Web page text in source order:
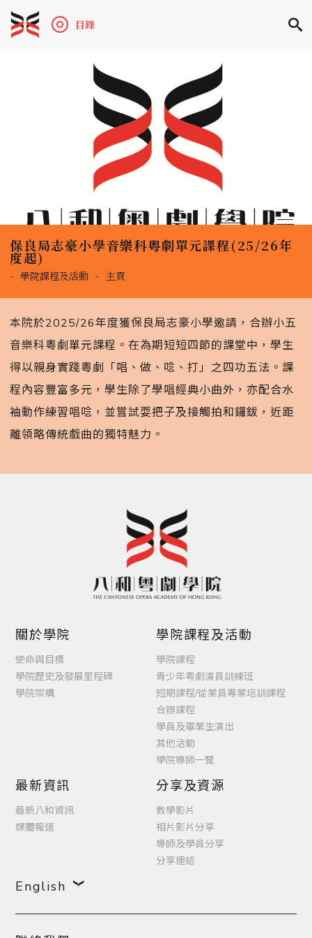
目錄
保良局志豪小學音樂科粵劇單元課程(25/26年
度起)
- 學院課程及活動 - 主頁
本院於2025/26年度獲保良局志豪小學邀請，合辦小五
音樂科粵劇單元課程。在為期短短四節的課堂中，學生
得以親身實踐粵劇「唱、做、唸、打」之四功五法。課
程內容豐富多元，學生除了學唱經典小曲外，亦配合水
袖動作練習唱唸，並嘗試耍把子及接觸拍和鑼鈸，近距
離領略傳統戲曲的獨特魅力。
關於學院
使命與目標
學院歷史及發展里程碑
學院架構
學院課程及活動
學院課程
青少年粵劇演員訓練班
短期課程/從業員專業培訓課程
合辦課程
學員及畢業生演出
其他活動
學院導師一覽
最新資訊
最新八和資訊
媒體報道
分享及資源
教學影片
相片影片分享
導師及學員分享
分享連結
English